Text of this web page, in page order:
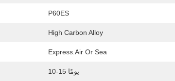
P60ES
High Carbon Alloy
Express.air Or Sea
10-15 يومًا